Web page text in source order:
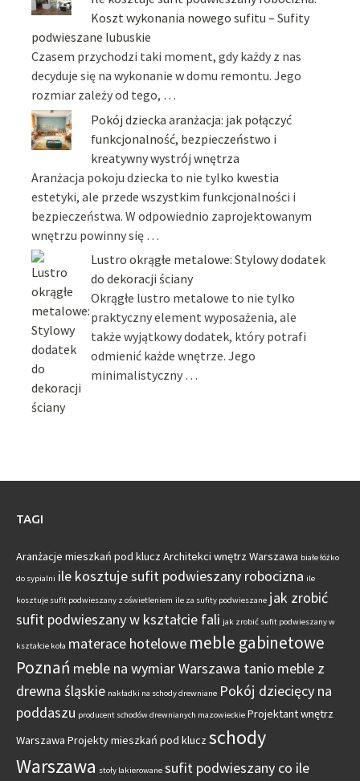
Koszt wykonania nowego sufitu – Sufity
podwieszane lubuskie
Czasem przychodzi taki moment, gdy każdy z nas
decyduje się na wykonanie w domu remontu. Jego
rozmiar zależy od tego, …
Pokój dziecka aranżacja: jak połączyć
funkcjonalność, bezpieczeństwo i
kreatywny wystrój wnętrza
Aranżacja pokoju dziecka to nie tylko kwestia
estetyki, ale przede wszystkim funkcjonalności i
bezpieczeństwa. W odpowiednio zaprojektowanym
wnętrzu powinny się …
Lustro okrągłe metalowe: Stylowy dodatek
do dekoracji ściany
Okrągłe lustro metalowe to nie tylko
praktyczny element wyposażenia, ale
także wyjątkowy dodatek, który potrafi
odmienić każde wnętrze. Jego
minimalistyczny …
TAGI
Aranżacje mieszkań pod klucz Architekci wnętrz Warszawa białe łóżko
do sypialni ile kosztuje sufit podwieszany robocizna ile
kosztuje sufit podwieszany z oświetleniem ile za sufity podwieszane jak zrobić
sufit podwieszany w kształcie fali jak zrobić sufit podwieszany w
kształcie koła materace hotelowe meble gabinetowe
Poznań meble na wymiar Warszawa tanio meble z
drewna śląskie nakładki na schody drewniane Pokój dziecięcy na
poddaszu producent schodów drewnianych mazowieckie Projektant wnętrz
Warszawa Projekty mieszkań pod klucz schody
Warszawa stoły lakierowane sufit podwieszany co ile